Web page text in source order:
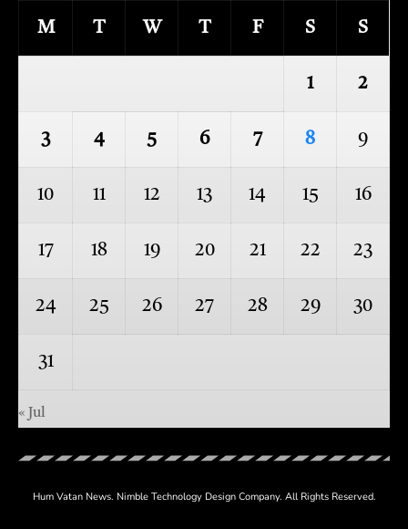
M T W T F S S
1 2
3 4 5 6 7 8 9
10 11 12 13 14 15 16
17 18 19 20 21 22 23
24 25 26 27 28 29 30
31
« Jul
Hum Vatan News. Nimble TechnologyDesign Company. All Rights Reserved.